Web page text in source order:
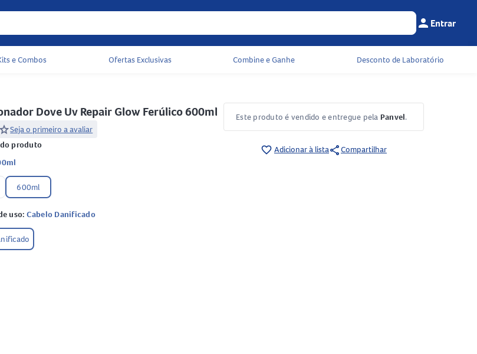
Menu do
person Entrar
Acessos rápidos do cabeçalho
e Combos Ofertas Exclusivas Combine e Ganhe Desconto de Laboratório
Condicionador Dove Uv Repair Glow Ferúlico 600ml
starSeja o primeiro a avaliar
produto
600ml
uso: Cabelo Danificado
Este produto é vendido e entregue pela Panvel.
favorite_border Adicionar à listashareCompartilhar